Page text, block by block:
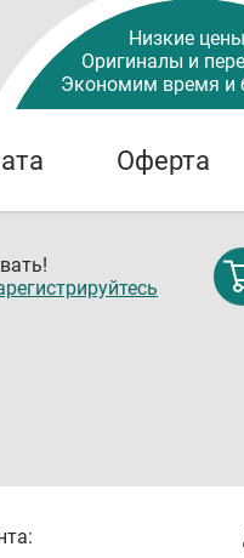
Низкие
Оригиналы и
Экономим время и
Оферта